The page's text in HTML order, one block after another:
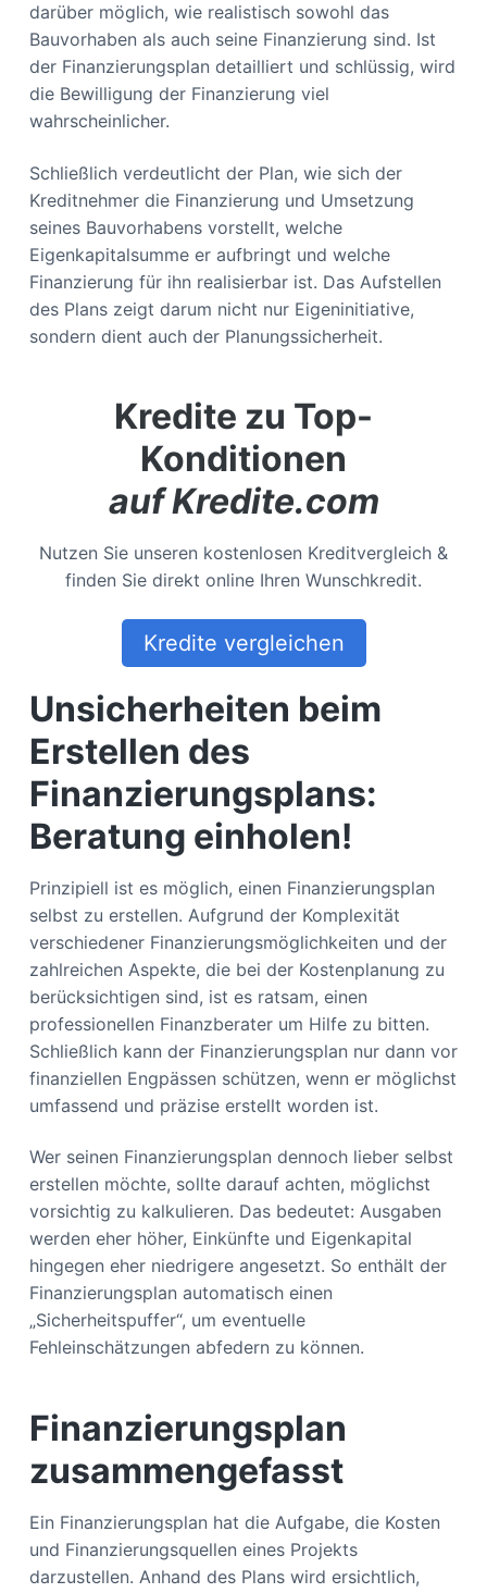
darüber möglich, wie realistisch sowohl das
Bauvorhaben als auch seine Finanzierung sind. Ist
der Finanzierungsplan detailliert und schlüssig, wird
die Bewilligung der Finanzierung viel
wahrscheinlicher.
Schließlich verdeutlicht der Plan, wie sich der
Kreditnehmer die Finanzierung und Umsetzung
seines Bauvorhabens vorstellt, welche
Eigenkapitalsumme er aufbringt und welche
Finanzierung für ihn realisierbar ist. Das Aufstellen
des Plans zeigt darum nicht nur Eigeninitiative,
sondern dient auch der Planungssicherheit.
Kredite zu Top-
Konditionen
auf Kredite.com
Nutzen Sie unseren kostenlosen Kreditvergleich &
finden Sie direkt online Ihren Wunschkredit.
Kredite vergleichen
Unsicherheiten beim
Erstellen des
Finanzierungsplans:
Beratung einholen!
Prinzipiell ist es möglich, einen Finanzierungsplan
selbst zu erstellen. Aufgrund der Komplexität
verschiedener Finanzierungsmöglichkeiten und der
zahlreichen Aspekte, die bei der Kostenplanung zu
berücksichtigen sind, ist es ratsam, einen
professionellen Finanzberater um Hilfe zu bitten.
Schließlich kann der Finanzierungsplan nur dann vor
finanziellen Engpässen schützen, wenn er möglichst
umfassend und präzise erstellt worden ist.
Wer seinen Finanzierungsplan dennoch lieber selbst
erstellen möchte, sollte darauf achten, möglichst
vorsichtig zu kalkulieren. Das bedeutet: Ausgaben
werden eher höher, Einkünfte und Eigenkapital
hingegen eher niedrigere angesetzt. So enthält der
Finanzierungsplan automatisch einen
„Sicherheitspuffer“, um eventuelle
Fehleinschätzungen abfedern zu können.
Finanzierungsplan
zusammengefasst
Ein Finanzierungsplan hat die Aufgabe, die Kosten
und Finanzierungsquellen eines Projekts
darzustellen. Anhand des Plans wird ersichtlich,